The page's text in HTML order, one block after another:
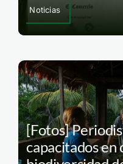
Noticias
[Fotos]
capacitados en